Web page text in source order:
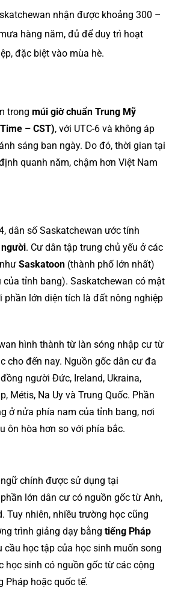
nhận được khoảng 300 –
hàng năm, đủ để duy trì hoạt
đặc biệt vào mùa hè.
trong múi giờ chuẩn Trung Mỹ
– CST), với UTC-6 và không áp
sáng ban ngày. Do đó, thời gian tại
quanh năm, chậm hơn Việt Nam
dân số Saskatchewan ước tính
. Cư dân tập trung chủ yếu ở các
Saskatoon (thành phố lớn nhất)
của tỉnh bang). Saskatchewan có mật
phần lớn diện tích là đất nông nghiệp
hình thành từ làn sóng nhập cư từ
cho đến nay. Nguồn gốc dân cư đa
người Đức, Ireland, Ukraina,
Métis, Na Uy và Trung Quốc. Phần
ở nửa phía nam của tỉnh bang, nơi
ôn hòa hơn so với phía bắc.
chính được sử dụng tại
lớn dân cư có nguồn gốc từ Anh,
Tuy nhiên, nhiều trường học cũng
trình giảng dạy bằng tiếng Pháp
cầu học tập của học sinh muốn song
học sinh có nguồn gốc từ các cộng
Pháp hoặc quốc tế.